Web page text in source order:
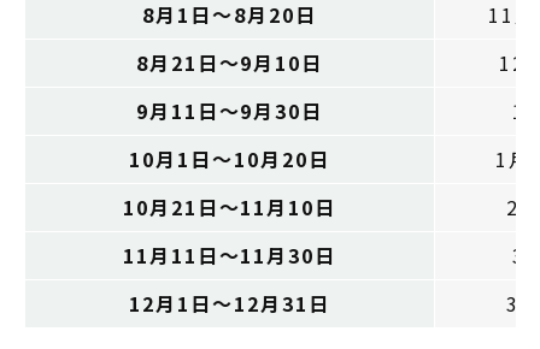
8月1日～8月20日
11
8月21日～9月10日
12
9月11日～9月30日
1
10月1日～10月20日
1月
10月21日～11月10日
2
11月11日～11月30日
3
12月1日～12月31日
3